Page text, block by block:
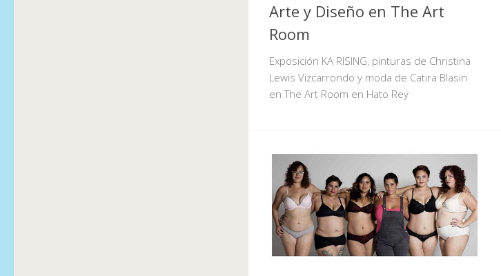
Arte y Diseño en The Art
Room
Exposición KA RISING, pinturas de Christina
Lewis Vizcarrondo y moda de Catira Blasin
en The Art Room en Hato Rey